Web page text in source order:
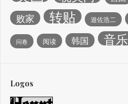
败家 转贴 遊佐浩二
问卷 阅读 韩国 音乐
Logos